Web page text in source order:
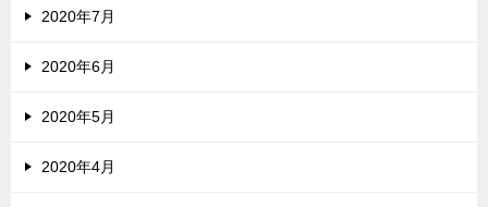
2020年7月
2020年6月
2020年5月
2020年4月